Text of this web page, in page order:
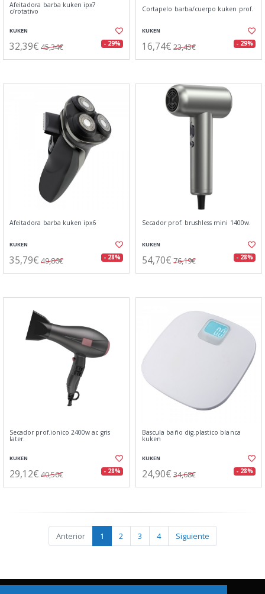
Afeitadora barba kuken ipx7
c/rotativo
KUKEN
32,39€ 45,34€ - 29%
Cortapelo barba/cuerpo kuken prof.
KUKEN
16,74€ 23,43€ - 29%
Afeitadora barba kuken ipx6
KUKEN
35,79€ 49,86€ - 28%
Secador prof. brushless mini 1400w.
KUKEN
54,70€ 76,19€ - 28%
Secador prof.ionico 2400w ac gris
later.
KUKEN
29,12€ 40,56€ - 28%
Bascula baño dig.plastico blanca
kuken
KUKEN
24,90€ 34,68€ - 28%
Anterior 1 2 3 4 Siguiente